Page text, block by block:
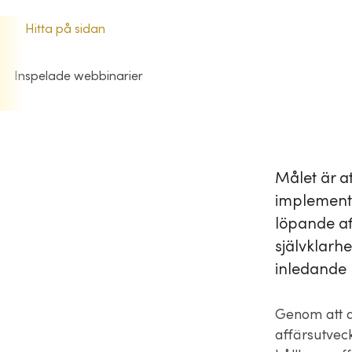
Hitta på sidan
Inspelade webbinarier
Målet är
löpande
inledande
Genom att